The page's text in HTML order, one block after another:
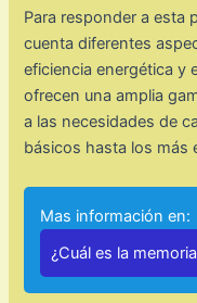
Para responder a esta
cuenta diferentes
eficiencia energética y
ofrecen una amplia
a las necesidades de
básicos hasta los más
Mas información en:
¿Cuál es la